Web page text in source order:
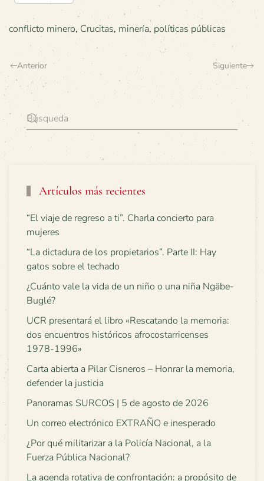
conflicto minero, Crucitas, minería, políticas públicas
Anterior Siguiente
Artículos más recientes
“El viaje de regreso a ti”. Charla concierto para
mujeres
“La dictadura de los propietarios”. Parte II: Hay
gatos sobre el techado
¿Cuánto vale la vida de un niño o una niña Ngäbe-
Buglé?
UCR presentará el libro «Rescatando la memoria:
dos encuentros históricos afrocostarricenses
1978-1996»
Carta abierta a Pilar Cisneros – Honrar la memoria,
defender la justicia
Panoramas SURCOS | 5 de agosto de 2026
Un correo electrónico EXTRAÑO e inesperado
¿Por qué militarizar a la Policía Nacional, a la
Fuerza Pública Nacional?
La agenda rotativa de confrontación: a propósito de